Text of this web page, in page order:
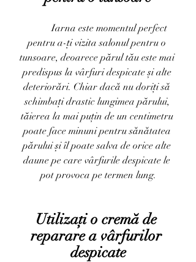
	Iarna este momentul perfect
pentru a-ți vizita salonul pentru o
tunsoare, deoarece părul tău este mai
predispus la vârfuri despicate și alte
deteriorări. Chiar dacă nu doriți să
schimbați drastic lungimea părului,
tăierea la mai puțin de un centimetru
poate face minuni pentru sănătatea
părului și îl poate salva de orice alte
daune pe care vârfurile despicate le
pot provoca pe termen lung.
Utilizați o cremă de
reparare a vârfurilor
despicate